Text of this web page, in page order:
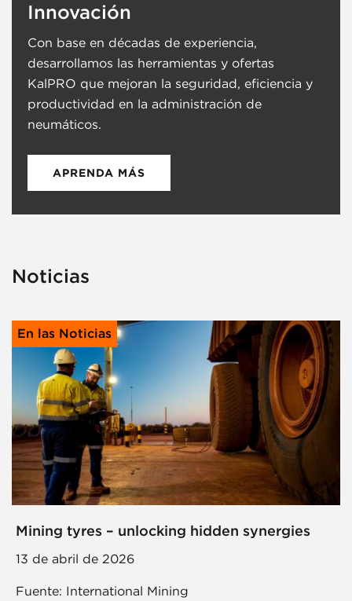
Innovación
Con base en décadas de experiencia,
desarrollamos las herramientas y ofertas
KalPRO que mejoran la seguridad, eficiencia y
productividad en la administración de
neumáticos.
APRENDA MÁS
Noticias
En las Noticias
Mining tyres – unlocking hidden synergies
13 de abril de 2026
Fuente: International Mining